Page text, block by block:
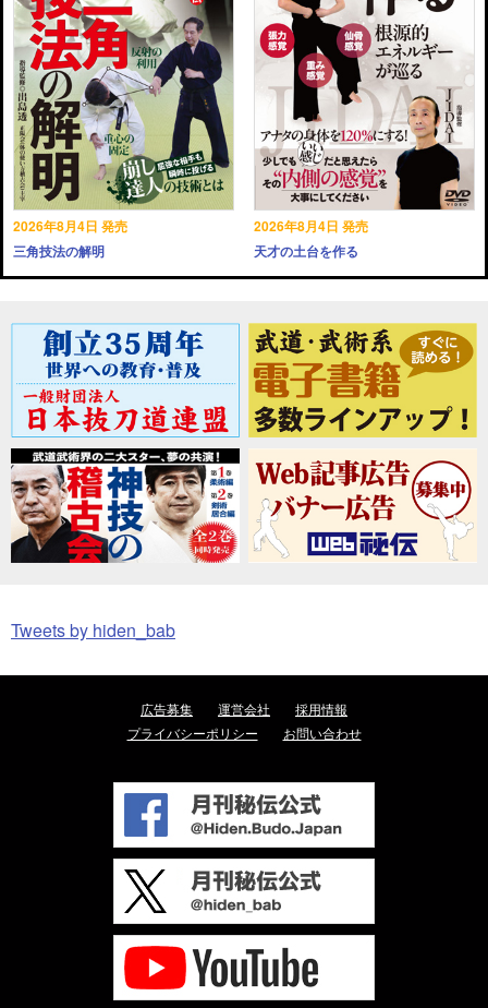
2026年8月4日 発売
三角技法の解明
2026年8月4日 発売
天才の土台を作る
Tweets by hiden_bab
広告募集 運営会社
採用情報
プライバシーポリシー
お問い合わせ